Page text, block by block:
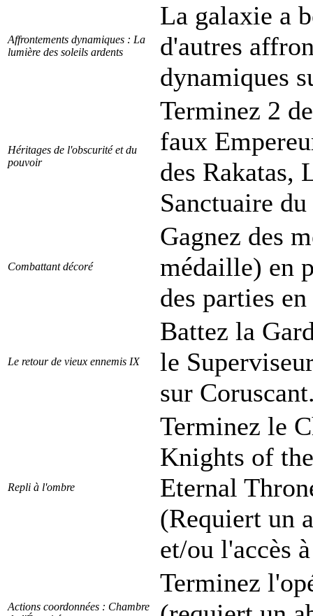
Affrontements dynamiques : La
lumière des soleils ardents
La galaxie a
d'autres
dynamiques
Héritages de l'obscurité et du
pouvoir
Terminez 2
faux
des Rakatas,
Sanctuaire
Combattant décoré
Gagnez des
médaille) en
des parties en
Le retour de vieux ennemis IX
Battez la
le
sur
Repli à l'ombre
Terminez le
Knights of the
Eternal
(Requiert un
et/ou l'accès
Actions coordonnées : Chambre
Terminez